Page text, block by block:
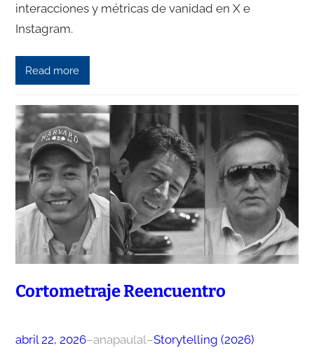
interacciones y métricas de vanidad en X e
Instagram.
Read more
Cortometraje Reencuentro
abril 22, 2026–anapaulal–Storytelling (2026)